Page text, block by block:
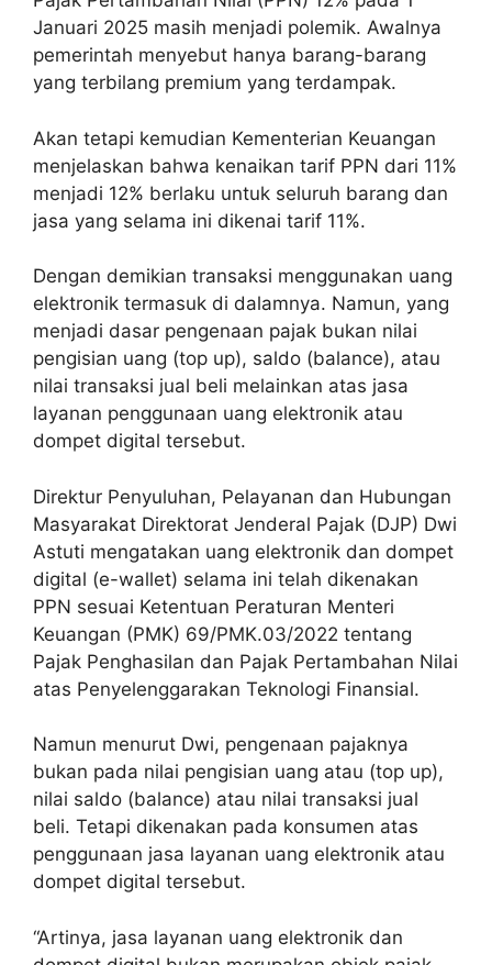
Januari 2025 masih menjadi polemik. Awalnya
pemerintah menyebut hanya barang-barang
yang terbilang premium yang terdampak.
Akan tetapi kemudian Kementerian Keuangan
menjelaskan bahwa kenaikan tarif PPN dari 11%
menjadi 12% berlaku untuk seluruh barang dan
jasa yang selama ini dikenai tarif 11%.
Dengan demikian transaksi menggunakan uang
elektronik termasuk di dalamnya. Namun, yang
menjadi dasar pengenaan pajak bukan nilai
pengisian uang (top up), saldo (balance), atau
nilai transaksi jual beli melainkan atas jasa
layanan penggunaan uang elektronik atau
dompet digital tersebut.
Direktur Penyuluhan, Pelayanan dan Hubungan
Masyarakat Direktorat Jenderal Pajak (DJP) Dwi
Astuti mengatakan uang elektronik dan dompet
digital (e-wallet) selama ini telah dikenakan
PPN sesuai Ketentuan Peraturan Menteri
Keuangan (PMK) 69/PMK.03/2022 tentang
Pajak Penghasilan dan Pajak Pertambahan Nilai
atas Penyelenggarakan Teknologi Finansial.
Namun menurut Dwi, pengenaan pajaknya
bukan pada nilai pengisian uang atau (top up),
nilai saldo (balance) atau nilai transaksi jual
beli. Tetapi dikenakan pada konsumen atas
penggunaan jasa layanan uang elektronik atau
dompet digital tersebut.
“Artinya, jasa layanan uang elektronik dan